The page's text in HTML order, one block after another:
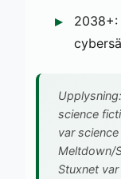
2038+:
science
var
Meltdown/
Stuxnet